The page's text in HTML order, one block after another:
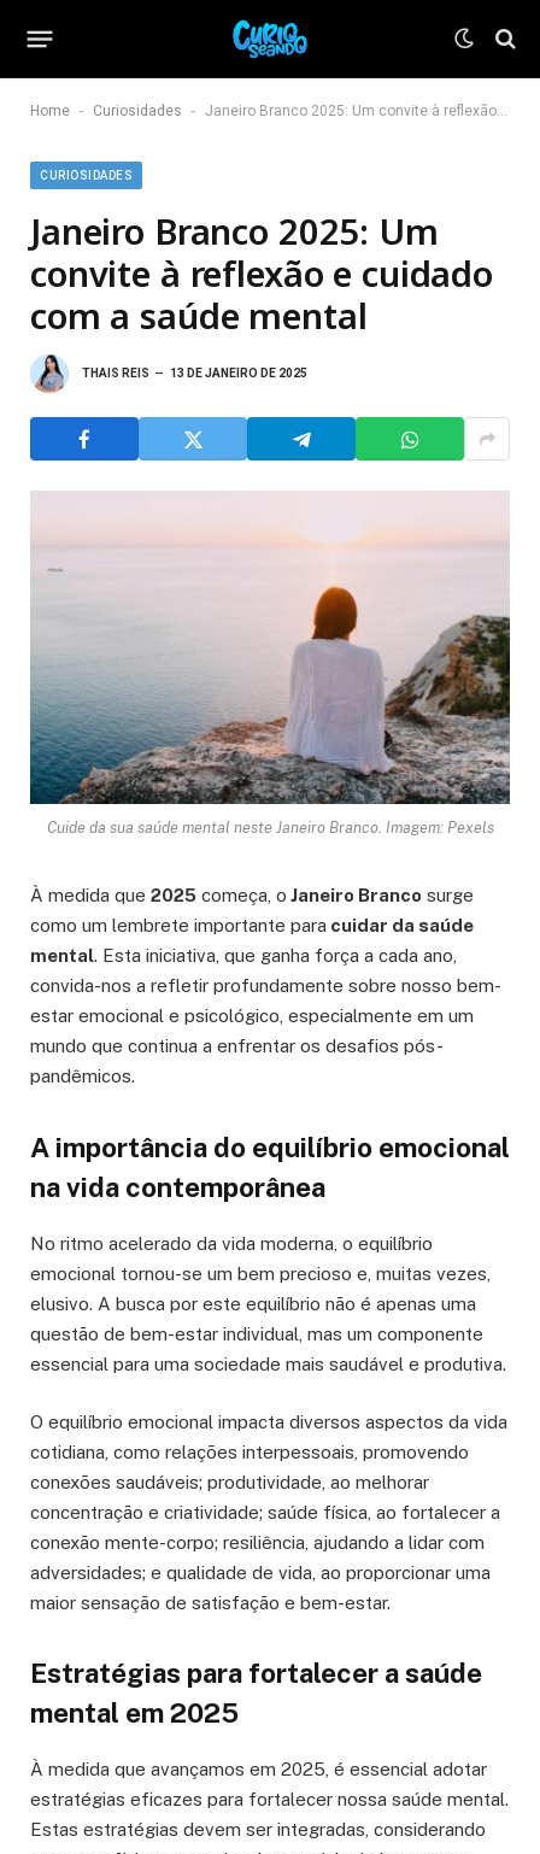
Home - Curiosidades - Janeiro Branco 2025: Um convite à reflexão e cuidado com a saúde mental
CURIOSIDADES
Janeiro Branco 2025: Um
convite à reflexão e cuidado
com a saúde mental
THAIS REIS 13 DE JANEIRO DE 2025
Cuide da sua saúde mental neste Janeiro Branco. Imagem: Pexels
À medida que 2025 começa, o Janeiro Branco surge
como um lembrete importante para cuidar da saúde
mental. Esta iniciativa, que ganha força a cada ano,
convida-nos a refletir profundamente sobre nosso bem-
estar emocional e psicológico, especialmente em um
mundo que continua a enfrentar os desafios pós-
pandêmicos.
A importância do equilíbrio emocional
na vida contemporânea
No ritmo acelerado da vida moderna, o equilíbrio
emocional tornou-se um bem precioso e, muitas vezes,
elusivo. A busca por este equilíbrio não é apenas uma
questão de bem-estar individual, mas um componente
essencial para uma sociedade mais saudável e produtiva.
O equilíbrio emocional impacta diversos aspectos da vida
cotidiana, como relações interpessoais, promovendo
conexões saudáveis; produtividade, ao melhorar
concentração e criatividade; saúde física, ao fortalecer a
conexão mente-corpo; resiliência, ajudando a lidar com
adversidades; e qualidade de vida, ao proporcionar uma
maior sensação de satisfação e bem-estar.
Estratégias para fortalecer a saúde
mental em 2025
À medida que avançamos em 2025, é essencial adotar
estratégias eficazes para fortalecer nossa saúde mental.
Estas estratégias devem ser integradas, considerando